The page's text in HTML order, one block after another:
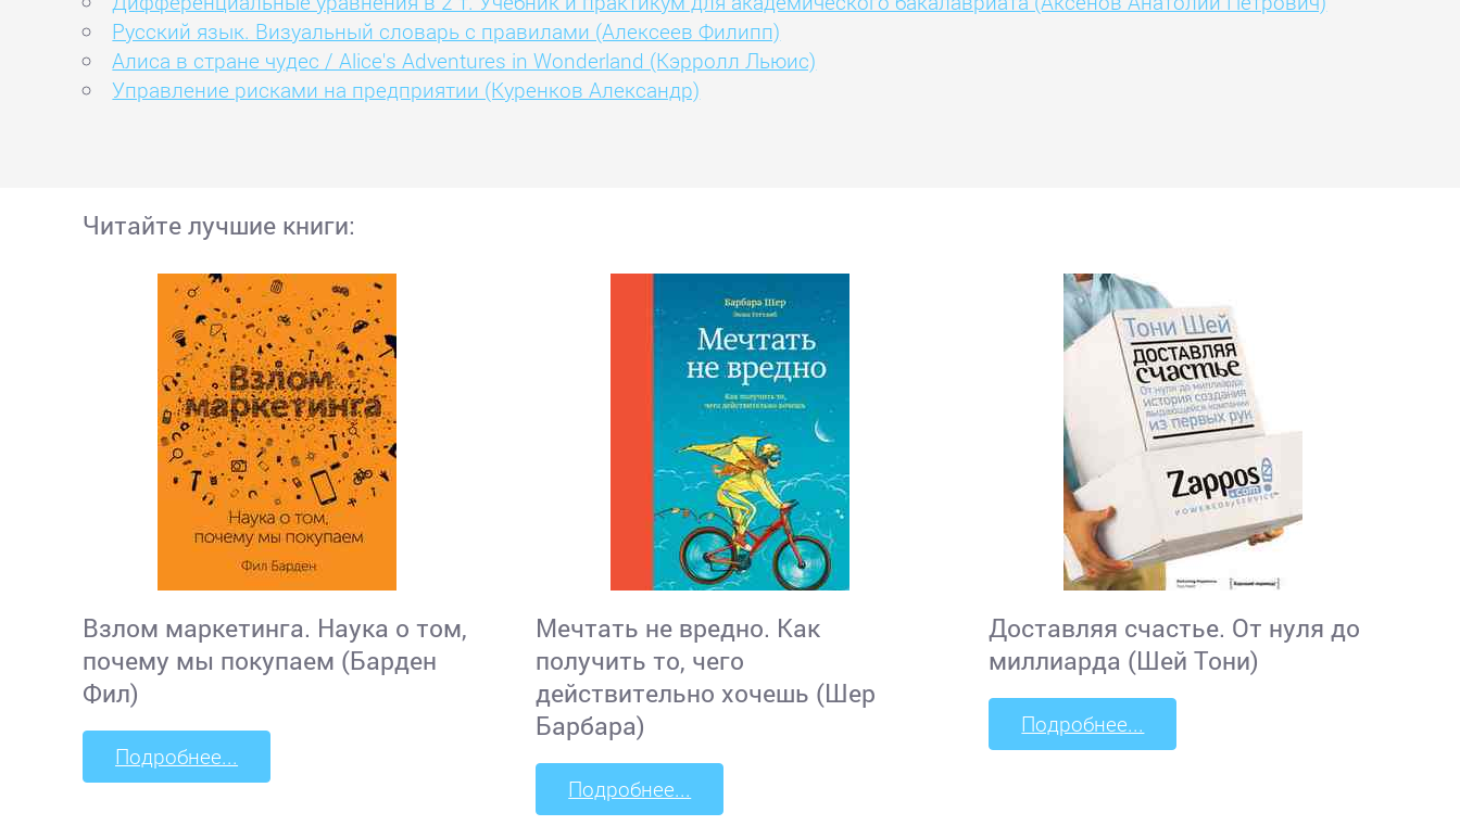
Русский язык. Визуальный словарь с правилами (Алексеев Филипп)
Алиса в стране чудес / Alice's Adventures in Wonderland (Кэрролл Льюис)
Управление рисками на предприятии (Куренков Александр)
Читайте лучшие книги:
Взлом маркетинга. Наука о том,
почему мы покупаем (Барден
Фил)
Подробнее...
Мечтать не вредно. Как
получить то, чего
действительно хочешь (Шер
Барбара)
Подробнее...
Доставляя счастье. От нуля до
миллиарда (Шей Тони)
Подробнее...